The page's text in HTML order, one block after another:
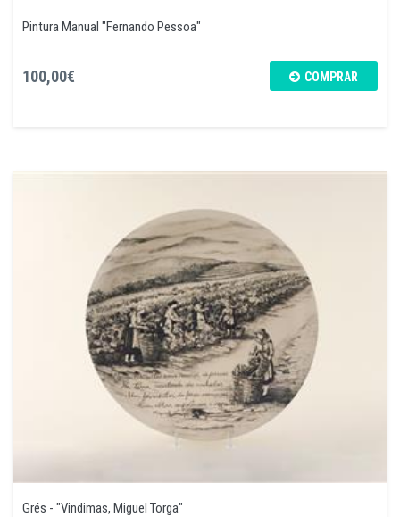
Pintura Manual "Fernando Pessoa"
100,00€ COMPRAR
Grés - "Vindimas, Miguel Torga"